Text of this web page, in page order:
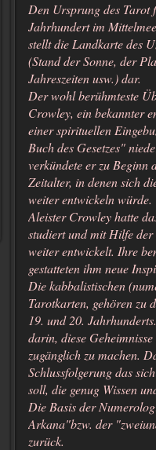
Den Ursprung des Tarot
Jahrhundert im
stellt die Landkarte des
(Stand der Sonne, der
Jahreszeiten usw.) dar.
Der wohl berühmteste
Crowley, ein bekannter
einer spirituellen
Buch des Gesetzes"
verkündete er zu Beginn
Zeitalter, in denen sich
weiter entwickeln würde.
Aleister Crowley hatte
studiert und mit Hilfe
weiter entwickelt. Ihre
gestatteten ihm neue
Die kabbalistischen
Tarotkarten, gehören zu
19. und 20.
darin, diese
zugänglich zu machen.
Schlussfolgerung das
soll, die genug Wissen
Die Basis der
Arkana"bzw. der
zurück.